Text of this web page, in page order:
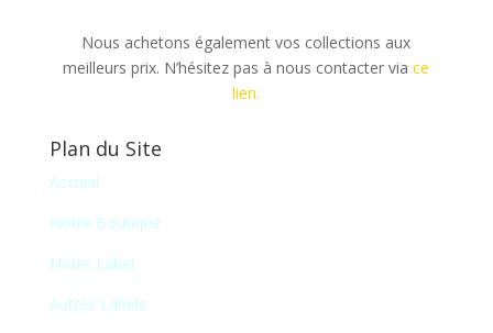
Nous achetons également vos collections aux
meilleurs prix. N’hésitez pas à nous contacter viace
lien.
Plan du Site
Accueil
Notre Boutique
Notre Label
Autres Labels